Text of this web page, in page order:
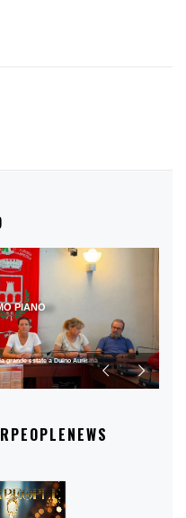
grande estate a Duino Aurisina
PIANO